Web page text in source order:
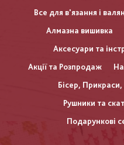
Все для в'язання і
Алмазна вишивка
Аксесуари та
Акції та Розпродаж
Бісер,
Рушники та
Подарункові